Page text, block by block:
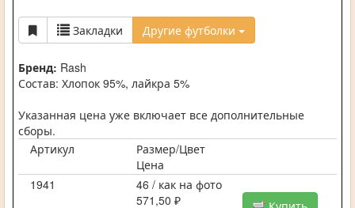
Закладки Другие футболки
Бренд: Rash
Состав: Хлопок 95%, лайкра 5%
Указанная цена уже включает все дополнительные
сборы.
Артикул
Размер/Цвет
Цена
1941
46 / как на фото
571,50 ₽